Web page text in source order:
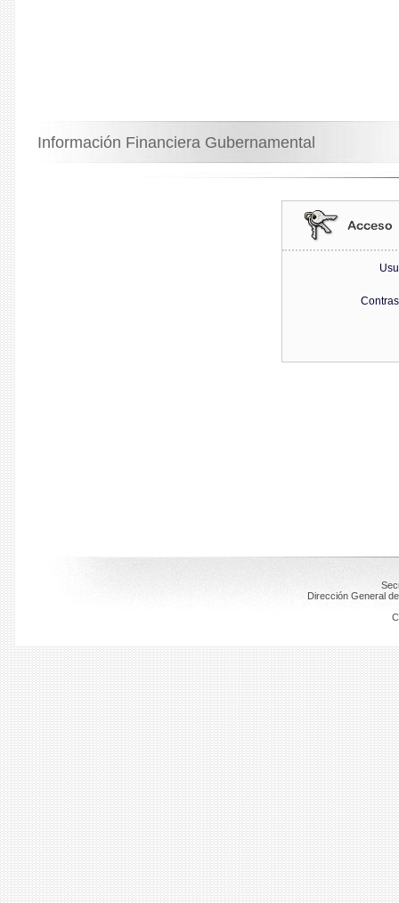
Información Financiera Gubernamental
Dirección General